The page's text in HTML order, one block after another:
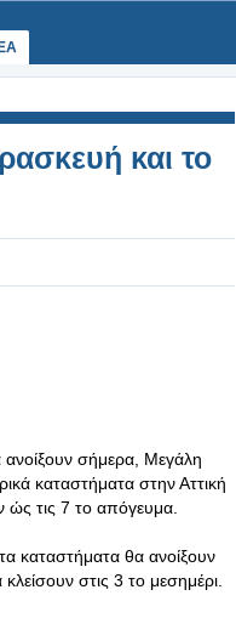
και το
ανοίξουν σήμερα, Μεγάλη
καταστήματα στην Αττική
ώς τις 7 το απόγευμα.
καταστήματα θα ανοίξουν
στις 3 το μεσημέρι.